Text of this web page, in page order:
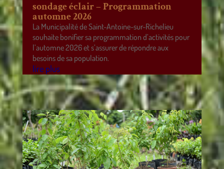
sondage éclair – Programmation
automne 2026
La Municipalité de Saint-Antoine-sur-Richelieu
souhaite bonifier sa programmation d’activités pour
l’automne 2026 et s’assurer de répondre aux
besoins de sa population.
lire plus